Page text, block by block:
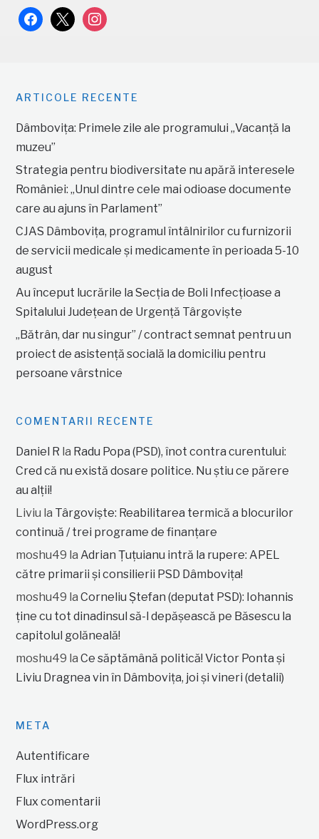
facebook
x instagram
ARTICOLE RECENTE
Dâmbovița: Primele zile ale programului „Vacanță la
muzeu”
Strategia pentru biodiversitate nu apără interesele
României: „Unul dintre cele mai odioase documente
care au ajuns în Parlament”
CJAS Dâmbovița, programul întâlnirilor cu furnizorii
de servicii medicale și medicamente în perioada 5-10
august
Au început lucrările la Secția de Boli Infecțioase a
Spitalului Județean de Urgență Târgoviște
„Bătrân, dar nu singur” / contract semnat pentru un
proiect de asistență socială la domiciliu pentru
persoane vârstnice
COMENTARII RECENTE
Daniel R la Radu Popa (PSD), înot contra curentului:
Cred că nu există dosare politice. Nu știu ce părere
au alții!
Liviu la Târgoviște: Reabilitarea termică a blocurilor
continuă / trei programe de finanțare
moshu49 laAdrian Țuțuianu intră la rupere: APEL
către primarii și consilierii PSD Dâmbovița!
moshu49 laCorneliu Ștefan (deputat PSD): Iohannis
ține cu tot dinadinsul să-l depășească pe Băsescu la
capitolul golăneală!
moshu49 laCe săptămână politică! Victor Ponta și
Liviu Dragnea vin în Dâmbovița, joi și vineri (detalii)
META
Autentificare
Flux intrări
Flux comentarii
WordPress.org